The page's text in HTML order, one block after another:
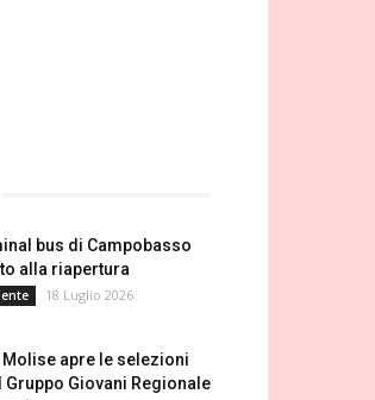
bus di Campobasso
alla riapertura
18 Luglio 2026
Molise apre le selezioni
Gruppo Giovani Regionale